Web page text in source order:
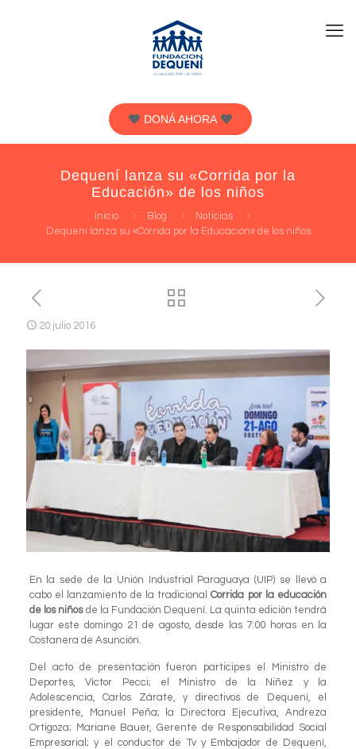
DONÁ AHORA
Dequení lanza su «Corrida por la
Educación» de los niños
Inicio Blog
Noticias
Dequení lanza su «Corrida por la Educación» de los niños
20 julio 2016
En la sede de la Unión Industrial Paraguaya (UIP) se llevó a
cabo el lanzamiento de la tradicional Corrida por la educación
de los niñosde la Fundación Dequení. La quinta edición tendrá
lugar este domingo 21 de agosto, desde las 7:00 horas en la
Costanera de Asunción.
Del acto de presentación fueron participes el Ministro de
Deportes, Víctor Pecci; el Ministro de la Niñez y la
Adolescencia, Carlos Zárate, y directivos de Dequení, el
presidente, Manuel Peña; la Directora Ejecutiva, Andreza
Ortigoza; Mariane Bauer, Gerente de Responsabilidad Social
Empresarial; y el conductor de Tv y Embajador de Dequení,